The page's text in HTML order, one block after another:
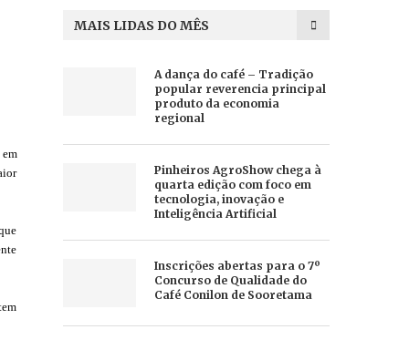
MAIS LIDAS DO MÊS
A dança do café – Tradição
popular reverencia principal
produto da economia
regional
Pinheiros AgroShow chega à
quarta edição com foco em
tecnologia, inovação e
Inteligência Artificial
Inscrições abertas para o 7º
Concurso de Qualidade do
Café Conilon de Sooretama